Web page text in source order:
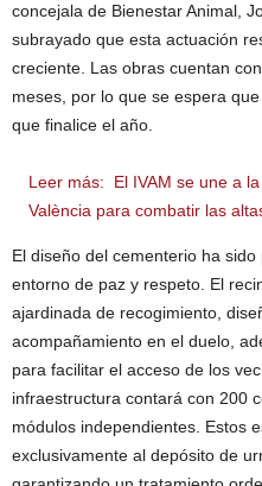
concejala de Bienestar Animal,
subrayado que esta actuación
creciente. Las obras cuentan
meses, por lo que se espera
que finalice el año.
Leer más:
El IVAM se une a
València para combatir las
El diseño del cementerio ha
entorno de paz y respeto. El
ajardinada de recogimiento,
acompañamiento en el duelo,
para facilitar el acceso de los
infraestructura contará con 200
módulos independientes. Estos
exclusivamente al depósito de